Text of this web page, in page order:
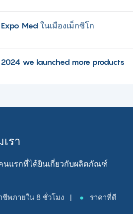
Expo Med ในเมืองเม็กซิโก
2024 we launched more products
รา
นแรกที่ได้ยินเกี่ยวกับผลิตภัณฑ์
ชีพภายใน 8 ชั่วโมง | ●
ราคาที่ดี